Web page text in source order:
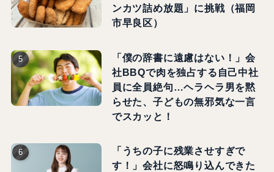
ンカツ詰め放題」に挑戦（福岡
市早良区）
「僕の辞書に遠慮はない！」会
社BBQで肉を独占する自己中社
員に全員絶句…ヘラヘラ男を黙
らせた、子どもの無邪気な一言
でスカッと！
「うちの子に残業させすぎで
す！」会社に怒鳴り込んできた